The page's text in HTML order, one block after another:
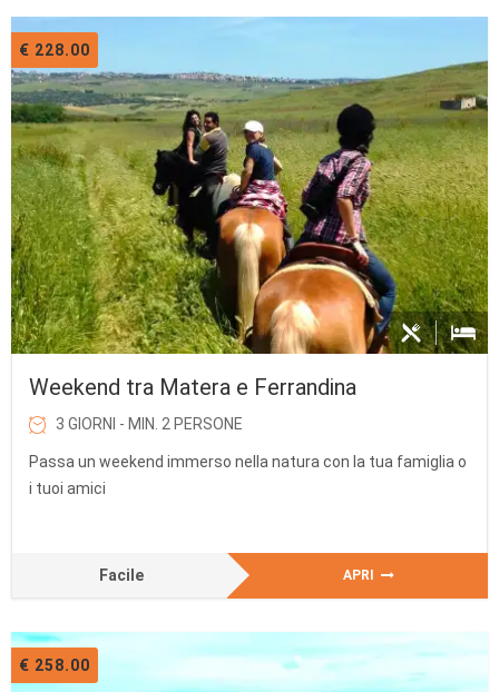
€ 228.00
Weekend tra Matera e Ferrandina
3 GIORNI - MIN. 2 PERSONE
Passa un weekend immerso nella natura con la tua famiglia o
i tuoi amici
Facile APRI
€ 258.00